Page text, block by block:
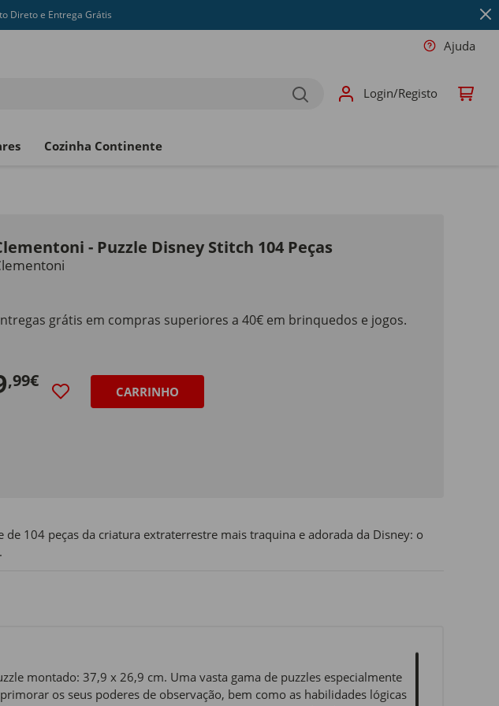
Direto e Entrega Grátis
Ajuda
Login/Registo
Cozinha Continente
- Puzzle Disney Stitch 104 Peças
grátis em compras superiores a 40€ em brinquedos e jogos.
,99€
CARRINHO
de 104 peças da criatura extraterrestre mais traquina e adorada da Disney: o
montado: 37,9 x 26,9 cm. Uma vasta gama de puzzles especialmente
os seus poderes de observação, bem como as habilidades lógicas